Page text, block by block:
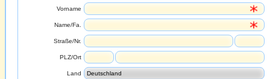
Vorname
Name/Fa.
Straße/Nr.
PLZ/Ort
Land